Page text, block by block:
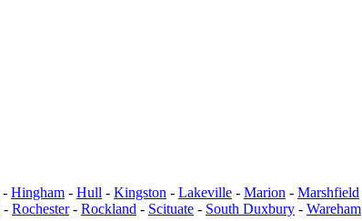
- Hingham - Hull - Kingston - Lakeville - Marion - Marshfield
- Rochester- Rockland - Scituate - South Duxbury - Wareham